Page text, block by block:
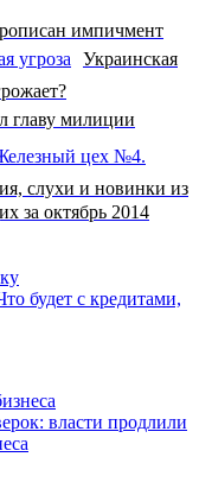
импичмент
Украинская
главу милиции
слухи и новинки из
за октябрь 2014
будет с кредитами,
власти продлили